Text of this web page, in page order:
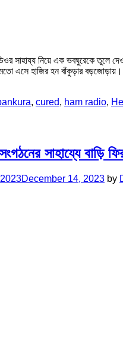
সাহায্য নিয়ে এক ভবঘুরেকে তুলে
এসে হাজির হন বাঁকুড়ার
, cured, ham radio,
সাহায্যে বাড়ি
December 14, 2023 by